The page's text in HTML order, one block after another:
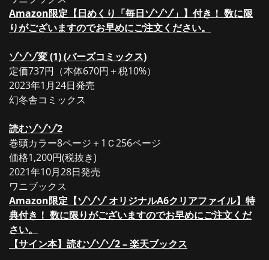
Amazon限定【日めくり「毎日ゾゾゾ」】付き！ 数に限
りがございますのでお早めにご注文ください。
ゾゾゾ変 (1) (バーズコミックス)
定価737円（本体670円＋税10%）
2023年1月24日発売
幻冬舎コミックス
読むゾゾゾ2
巻頭カラー8ページ＋1Ｃ256ページ
価格1,200円(税抜き)
2021年10月28日発売
ワニブックス
Amazon限定【ゾゾゾ オリジナルA6クリアファイル】特
典付き！ 数に限りがございますのでお早めにご注文くだ
さい。
【サイン本】読むゾゾゾ2 – 楽天ブックス